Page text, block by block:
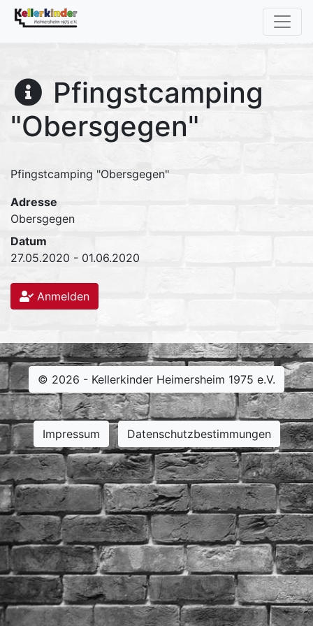
Pfingstcamping
"Obersgegen"
Pfingstcamping "Obersgegen"
Adresse
Obersgegen
Datum
27.05.2020 - 01.06.2020
Anmelden
© 2026 - Kellerkinder Heimersheim 1975 e.V.
Impressum Datenschutzbestimmungen